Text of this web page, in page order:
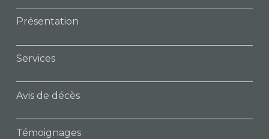
Présentation
Services
Avis de décès
Témoignages